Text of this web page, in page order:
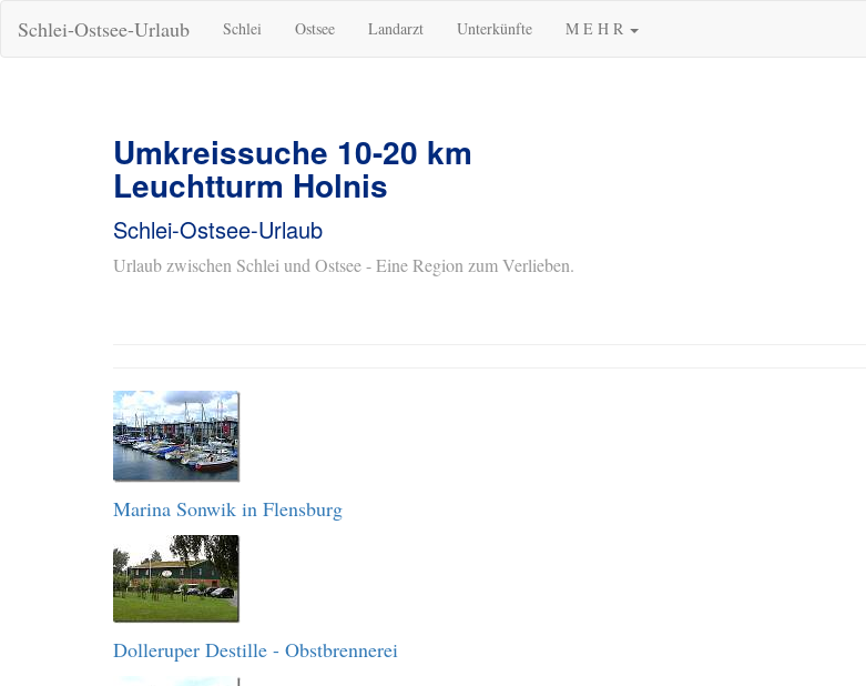
Schlei-Ostsee-Urlaub Schlei Ostsee Landarzt Unterkünfte M E H R
Umkreissuche 10-20 km
Leuchtturm Holnis
Schlei-Ostsee-Urlaub
Urlaub zwischen Schlei und Ostsee - Eine Region zum Verlieben.
Marina Sonwik in Flensburg
Dolleruper Destille - Obstbrennerei